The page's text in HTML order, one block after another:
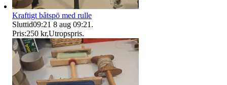
Kraftigt båtspö med rulle
Sluttid09:21 8 aug 09:21 .
Pris:250 kr,Utropspris.